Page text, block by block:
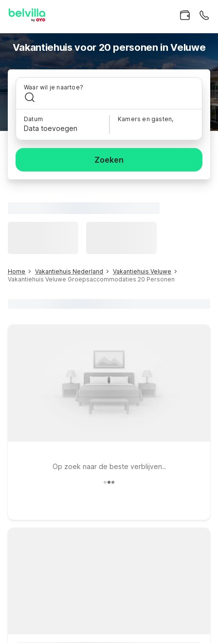
Vakantiehuis voor 20 personen in Veluwe
Waar wil je naartoe?
Datum
Data toevoegen
Kamers en gasten,
Zoeken
Home Vakantiehuis Nederland
Vakantiehuis Veluwe
Vakantiehuis Veluwe Groepsaccommodaties 20 Personen
Op zoek naar de beste verblijven..